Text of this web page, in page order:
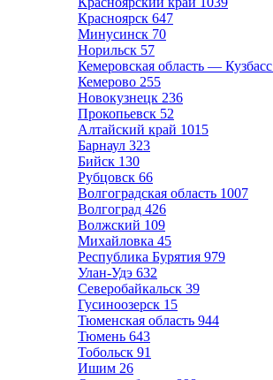
Красноярск 647
Минусинск 70
Норильск 57
Кемеровская область — Кузбасс
Кемерово 255
Новокузнецк 236
Прокопьевск 52
Алтайский край 1015
Барнаул 323
Бийск 130
Рубцовск 66
Волгоградская область 1007
Волгоград 426
Волжский 109
Михайловка 45
Республика Бурятия 979
Улан-Удэ 632
Северобайкальск 39
Гусиноозерск 15
Тюменская область 944
Тюмень 643
Тобольск 91
Ишим 26